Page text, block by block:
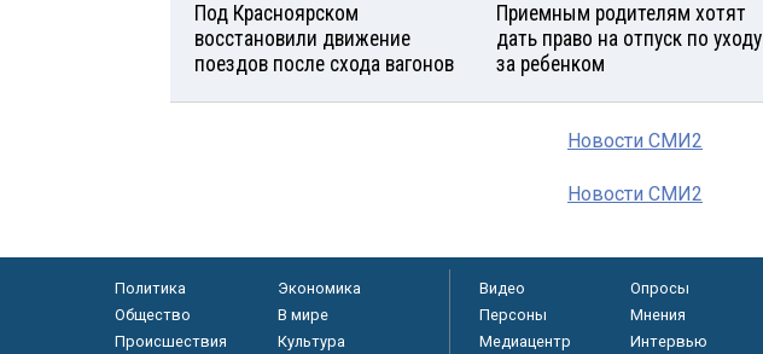
Под Красноярском
восстановили движение
поездов после схода вагонов
Приемным родителям хотят
дать право на отпуск по уходу
за ребенком
Новости СМИ2
Новости СМИ2
Политика
Экономика
Общество
В мире
Происшествия
Культура
Видео Опросы
Персоны
Мнения
Медиацентр
Интервью